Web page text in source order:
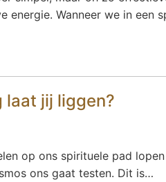
energie. Wanneer we in een
laat jij liggen?
op ons spirituele pad
ons gaat testen. Dit is…